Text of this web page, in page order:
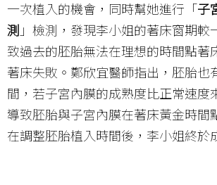
一次植入的機會，同時幫她進行「子
測 」檢測，發現李小姐的著床窗期較
致過去的胚胎無法在理想的時間點著
著床失敗。鄭欣宜醫師指出，胚胎也
間，若子宮內膜的成熟度比正常速度
導致胚胎與子宮內膜在著床黃金時間
在調整胚胎植入時間後，李小姐終於